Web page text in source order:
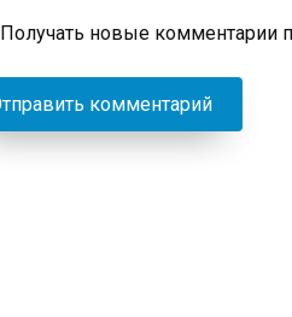
Получать новые комментарии